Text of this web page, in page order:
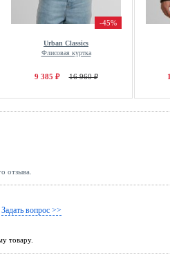
-45%
Urban Classics
Флисовая куртка
9 385 ₽ 16 960 ₽
отзыва.
Задать вопрос >>
товару.